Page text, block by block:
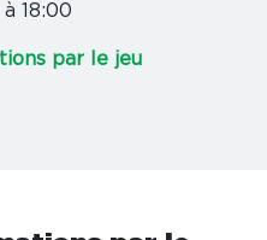
18:00
par le jeu